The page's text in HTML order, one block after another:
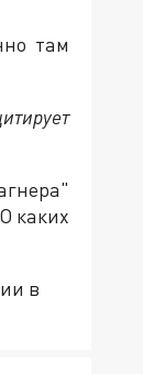
там
каких
в